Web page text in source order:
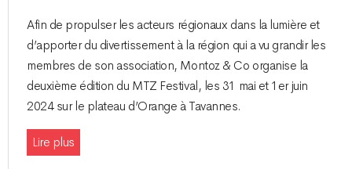
Afin de propulser les acteurs régionaux dans la lumière et
d’apporter du divertissement à la région qui a vu grandir les
membres de son association, Montoz & Co organise la
deuxième édition du MTZ Festival, les 31 mai et 1er juin
2024 sur le plateau d’Orange à Tavannes.
Lire plus